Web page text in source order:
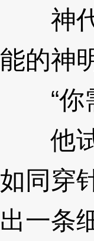
神代
能的神
“你
他试
如同穿
出一条